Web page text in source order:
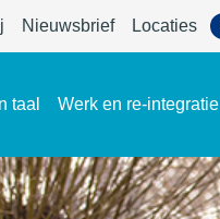
Nieuwsbrief Locaties
taal Werk en re-integratie